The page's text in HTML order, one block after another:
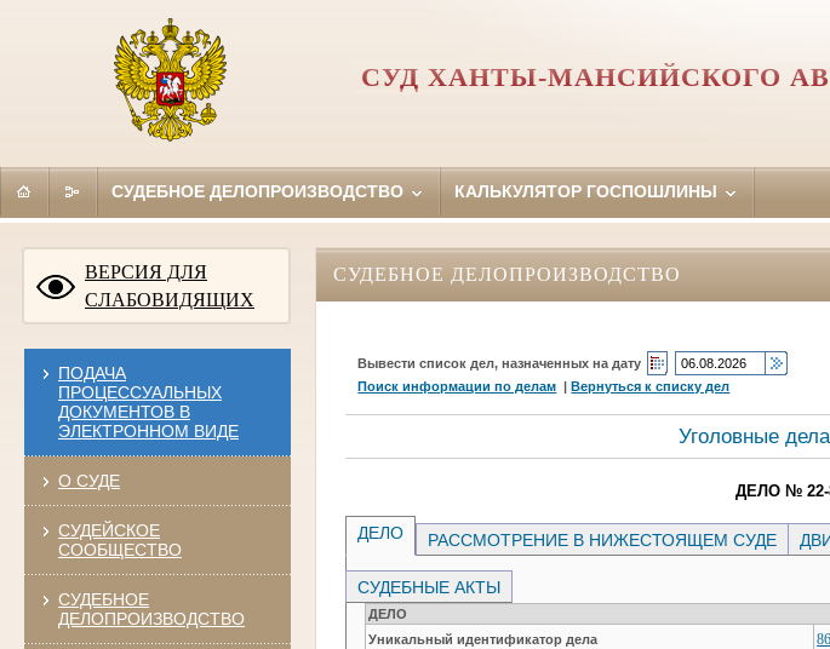
СУД ХАНТЫ-МАНСИЙСКОГО
СУДЕБНОЕ ДЕЛОПРОИЗВОДСТВО КАЛЬКУЛЯТОР ГОСПОШЛИНЫ
ВЕРСИЯ ДЛЯ
СЛАБОВИДЯЩИХ
ПОДАЧА
ПРОЦЕССУАЛЬНЫХ
ДОКУМЕНТОВ В
ЭЛЕКТРОННОМ ВИДЕ
О СУДЕ
СУДЕЙСКОЕ
СООБЩЕСТВО
СУДЕБНОЕ
ДЕЛОПРОИЗВОДСТВО
СУДЕБНОЕ ДЕЛОПРОИЗВОДСТВО
Вывести список дел, назначенных на дату
Поиск информации по делам |Вернуться к списку дел
Уголовные
ДЕЛО № 22-
ДЕЛО РАССМОТРЕНИЕ В НИЖЕСТОЯЩЕМ СУДЕ
СУДЕБНЫЕ АКТЫ
ДЕЛО
Уникальный идентификатор дела